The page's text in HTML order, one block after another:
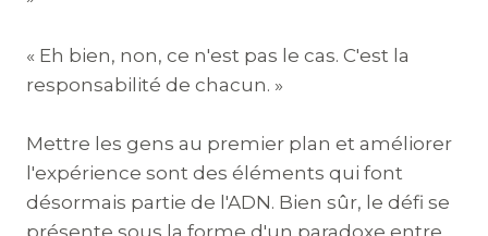
« Eh bien, non, ce n'est pas le cas. C'est la
responsabilité de chacun. »
Mettre les gens au premier plan et améliorer
l'expérience sont des éléments qui font
désormais partie de l'ADN. Bien sûr, le défi se
présente sous la forme d'un paradoxe entre